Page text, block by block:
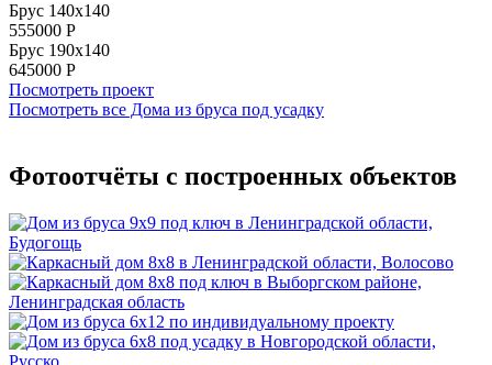
Брус 140x140
555000 Р
Брус 190x140
645000 Р
Посмотреть проект
Посмотреть все Дома из бруса под усадку
Фотоотчёты с построенных объектов